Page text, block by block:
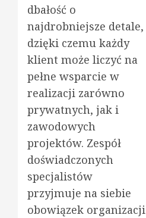
dbałość o
najdrobniejsze detale,
dzięki czemu każdy
klient może liczyć na
pełne wsparcie w
realizacji zarówno
prywatnych, jak i
zawodowych
projektów. Zespół
doświadczonych
specjalistów
przyjmuje na siebie
obowiązek organizacji